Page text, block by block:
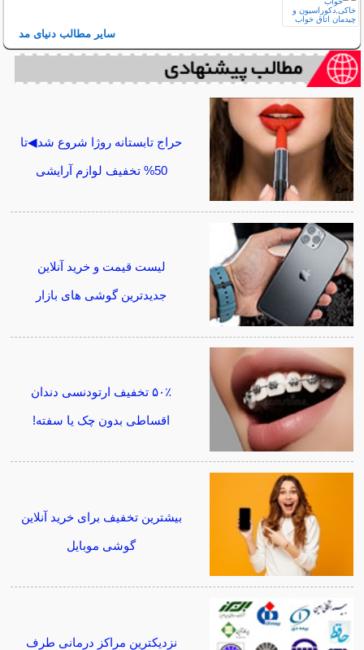
سایر مطالب دنیای مد
حراج تابستانه روژا شروع شد◀تا
50% تخفیف لوازم آرایشی
لیست قیمت و خرید آنلاین
جدیدترین گوشی های بازار
۵۰٪ تخفیف ارتودنسی دندان
اقساطی بدون چک یا سفته!
بیشترین تخفیف برای خرید آنلاین
گوشی موبایل
نزدیکترین مراکز درمانی طرف